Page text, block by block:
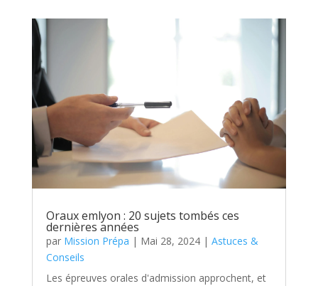
Oraux emlyon : 20 sujets tombés ces
dernières années
par Mission Prépa | Mai 28, 2024| Astuces &
Conseils
Les épreuves orales d'admission approchent, et